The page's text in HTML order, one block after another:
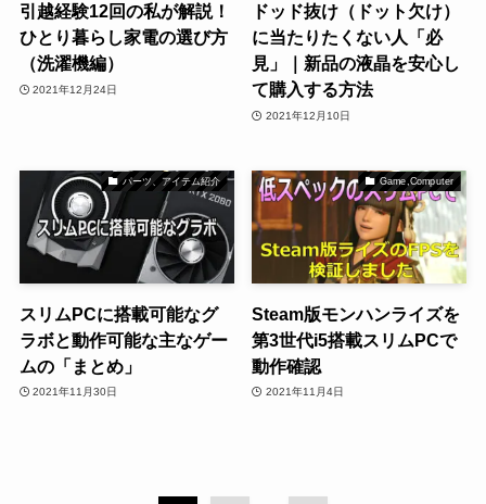
引越経験12回の私が解説！
ひとり暮らし家電の選び方
（洗濯機編）
2021年12月24日
ドッド抜け（ドット欠け）
に当たりたくない人「必
見」｜新品の液晶を安心し
て購入する方法
2021年12月10日
パーツ、アイテム紹介
スリムPCに搭載可能なグ
ラボと動作可能な主なゲー
ムの「まとめ」
2021年11月30日
Game,Computer
Steam版モンハンライズを
第3世代i5搭載スリムPCで
動作確認
2021年11月4日